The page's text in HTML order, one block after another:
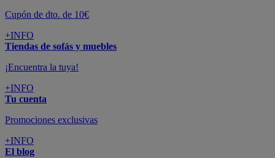
Cupón de dto. de 10€
+INFO
Tiendas de sofás y muebles
¡Encuentra la tuya!
+INFO
Tu cuenta
Promociones exclusivas
+INFO
El blog